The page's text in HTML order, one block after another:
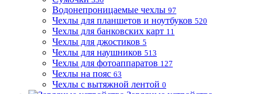
Водонепроницаемые чехлы 97
Чехлы для планшетов и ноутбуков 520
Чехлы для банковских карт 11
Чехлы для джостиков 5
Чехлы для наушников 513
Чехлы для фотоаппаратов 127
Чехлы на пояс 63
Чехлы с вытяжной лентой 0